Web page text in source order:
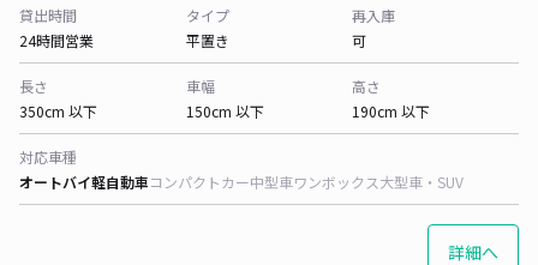
貸出時間
24時間営業
タイプ
平置き
再入庫
可
長さ
350cm 以下
車幅
150cm 以下
高さ
190cm 以下
対応車種
オートバイ軽自動車コンパクトカー中型車ワンボックス大型車・SUV
詳細へ